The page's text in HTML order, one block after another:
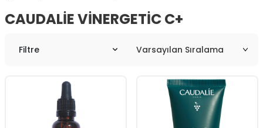
CAUDALIE VINERGETIC C+
Filtre